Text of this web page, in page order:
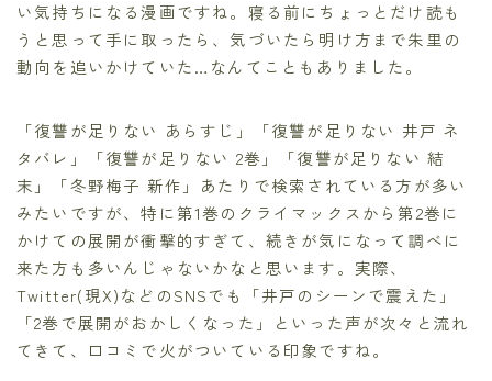
い気持ちになる漫画ですね。寝る前にちょっとだけ読も
うと思って手に取ったら、気づいたら明け方まで朱里の
動向を追いかけていた…なんてこともありました。
「復讐が足りない あらすじ」「復讐が足りない 井戸 ネ
タバレ」「復讐が足りない 2巻」「復讐が足りない 結
末」「冬野梅子 新作」あたりで検索されている方が多い
みたいですが、特に第1巻のクライマックスから第2巻に
かけての展開が衝撃的すぎて、続きが気になって調べに
来た方も多いんじゃないかなと思います。実際、
Twitter(現X)などのSNSでも「井戸のシーンで震えた」
「2巻で展開がおかしくなった」といった声が次々と流れ
てきて、口コミで火がついている印象ですね。